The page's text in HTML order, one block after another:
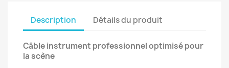
Description Détails du produit
Câble instrument professionnel optimisé pour
la scène